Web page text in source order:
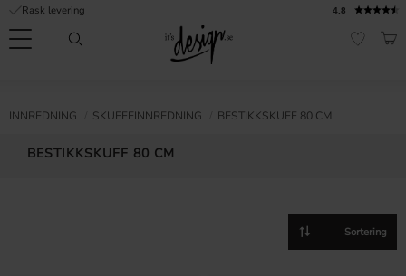
Meny
4.8
Rask levering
INNREDNING SKUFFEINNREDNING BESTIKKSKUFF 80 CM
BESTIKKSKUFF 80 CM
Vanlige spørsmål
mine |